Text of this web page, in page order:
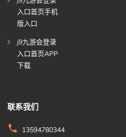
入口首页手机
版入口
j9九游会登录
入口首页APP
下载
联系我们
13594780344